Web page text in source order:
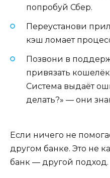
попробуй Сбер.
Переустанови
кэш ломает
Позвони в
привязать
Система выдаёт
делать?» — они
Если ничего не
другом банке. Это не
банк — другой подход.